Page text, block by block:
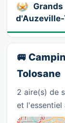
🚐
Tolosane
2 aire(s) de
et l'essentiel